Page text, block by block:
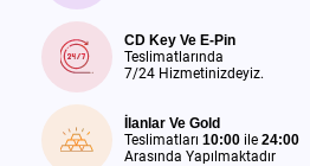
CD Key Ve E-Pin
Teslimatlarında
7/24 Hizmetinizdeyiz.
İlanlar Ve Gold
Teslimatları 10:00 ile 24:00
Arasında Yapılmaktadır